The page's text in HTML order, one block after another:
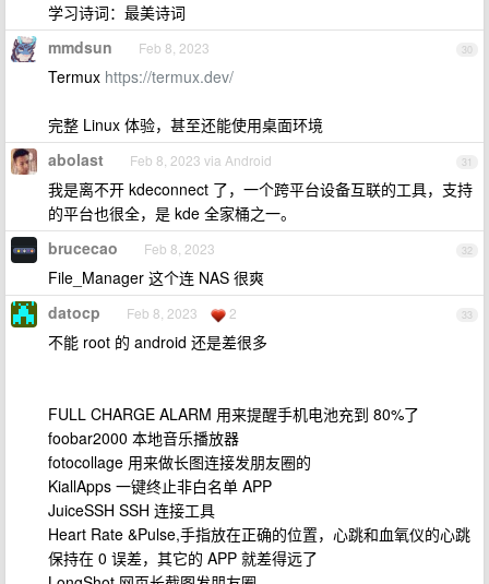
学习诗词：最美诗词
30
mmdsun Feb 8, 2023
Termux https://termux.dev/
完整 Linux 体验，甚至还能使用桌面环境
31
abolast Feb 8, 2023 via Android
我是离不开 kdeconnect 了，一个跨平台设备互联的工具，支持
的平台也很全，是 kde 全家桶之一。
32
brucecao Feb 8, 2023
File_Manager 这个连 NAS 很爽
33
datocp Feb 8, 2023 2
不能 root 的 android 还是差很多
FULL CHARGE ALARM 用来提醒手机电池充到 80%了
foobar2000 本地音乐播放器
fotocollage 用来做长图连接发朋友圈的
KiallApps 一键终止非白名单 APP
JuiceSSH SSH 连接工具
Heart Rate &Pulse,手指放在正确的位置，心跳和血氧仪的心跳
保持在 0 误差，其它的 APP 就差得远了